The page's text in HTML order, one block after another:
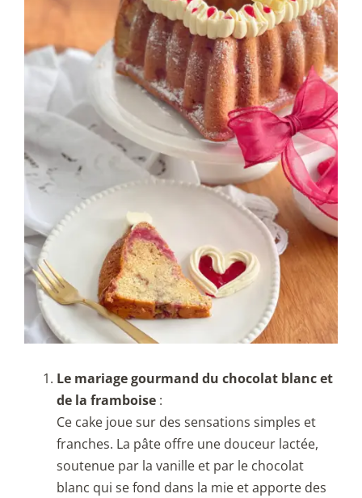
Le mariage gourmand du chocolat blanc et
de la framboise :
Ce cake joue sur des sensations simples et
franches. La pâte offre une douceur lactée,
soutenue par la vanille et par le chocolat
blanc qui se fond dans la mie et apporte des